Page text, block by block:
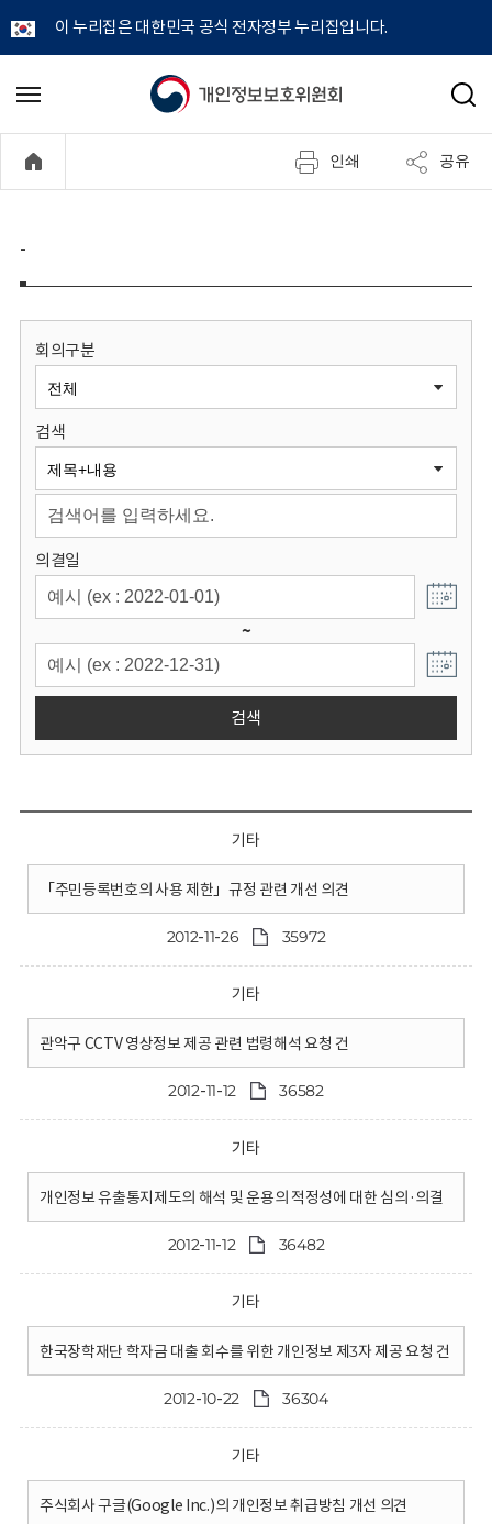
이 누리집은 대한민국 공식 전자정부 누리집입니다.
개
정
보
원
회
메
기
검
인쇄 공유
-
회의구분
검색
의결일
~
검색
기타
「주민등록번호의 사용 제한」규정 관련 개선 의견
2012-11-26 35972
기타
관악구 CCTV 영상정보 제공 관련 법령해석 요청 건
2012-11-12 36582
기타
개인정보 유출통지제도의 해석 및 운용의 적정성에 대한 심의·의결
2012-11-12 36482
기타
한국장학재단 학자금 대출 회수를 위한 개인정보 제3자 제공 요청 건
2012-10-22 36304
기타
주식회사 구글(Google Inc.)의 개인정보 취급방침 개선 의견